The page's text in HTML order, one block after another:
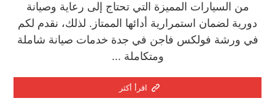
من السيارات المميزة التي تحتاج إلى رعاية وصيانة
دورية لضمان استمرارية أدائها الممتاز. لذلك، نقدم لكم
في ورشة فولكس فاجن في جدة خدمات صيانة شاملة
ومتكاملة ...
اقرأ أكثر